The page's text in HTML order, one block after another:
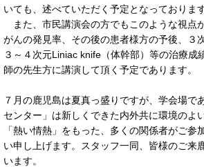
いても、述べていただく予定となっております
また、市民講演会の方でもこのような視点
がんの発見率、その後の患者様方の予後、３
３～４次元Liniac knife（体幹部）等の治療成
師の先生方に講演して頂く予定であります。
７月の鹿児島は夏真っ盛りですが、学会場で
センター」は新しくできた内外共に環境のよ
「熱い情熱」をもった、多くの関係者がご参
い申し上げます。スタッフ一同、皆様のご来
います。